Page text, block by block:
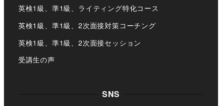
英検1級、準1級、ライティング特化コース
英検1級、準1級、2次面接対策コーチング
英検1級、準1級、2次面接セッション
受講生の声
SNS